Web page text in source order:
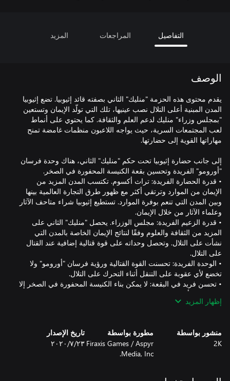
التفاصيل المراجعات المزيد
الوصف
يقدم محتوى هذه الحزمة "منليك" الثاني بصفته قائد إثيوبيا. تضع إثيوبيا
المدن المبنية أعلى التلال نصب عينيها، تلك التي تولّد الإيمان وتستعين
"بمجلس وزراء" منليك لدعم العلم والثقافة. كما يحتوي على أنماط
لعب المجتمعات السرية، حيث يواجه اللاعبون منظمات غامضة تمنح
إلى جانب حضارة إثيوبيا تحت حكم "منليك" الثاني، هناك وحدة فرسان
• قدرة الحضارة الفريدة: تراث أكسوم. تكتسب المدن المزيد من
الإيمان من الموارد وترتقي أكثر مع ظهور طرق التجارة العالمية بينها
وبين المدن التي تنعم بوفرة الموارد. تستطيع إثيوبيا شراء متاحف الآثار
• قدرة الزعيم الفريدة: مجلس الوزراء. يحصل "منليك" الثاني على
المزيد من الثقافة والعلوم وفقًا لنتائج الإيمان الخاصة بالمدن التي
نشأت على التلال. وتحصل وحداته على قوة قتالية إضافية عند القتال
• الوحدة الفريدة: تحسنت القوة القتالية ورؤية فرسان "أورومو" ولا
• تحسن فريد في البقعة: لا يمكن بناء الكنيسة المحفورة في الصخر إلا
على التلال أو التربة البركانية. إنها تزيد الإيمان بإيمان إضافي من الجبال
والتلال. قد تتعرض فقط للنهب، لكن ليس التدمير، على يد الكوارث
نمط لعب "المجتمعات السرية" الجديد (يتطلب للعب حزمة التوسع
• هناك نمط لعب اختياري لكن متخصص مع تغييرات حصرية لقواعد
إظهار المزيد
منشور بواسطة
2K
مطورة بواسطة
Firaxis Games / Aspyr
Media, Inc.
تاريخ الإصدار
٢٣‏/٧‏/٢٠٢٠